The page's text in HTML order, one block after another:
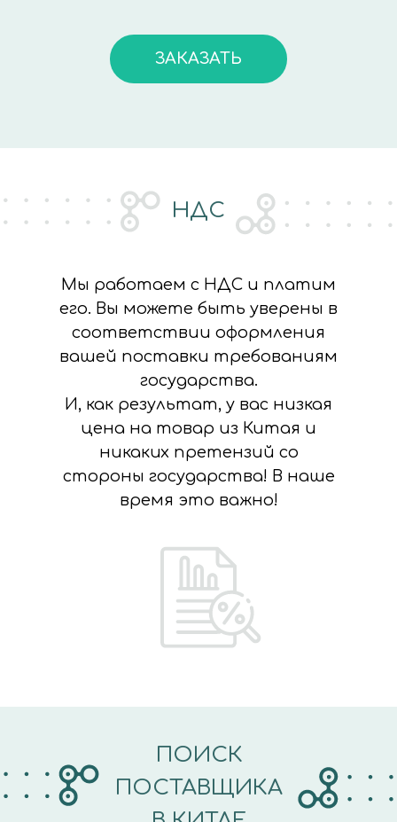
ЗАКАЗАТЬ
НДС
Мы работаем с НДС и платим
его. Вы можете быть уверены в
соответствии оформления
вашей поставки требованиям
государства.
И, как результат, у вас низкая
цена на товар из Китая и
никаких претензий со
стороны государства! В наше
время это важно!
ПОИСК
ПОСТАВЩИКА